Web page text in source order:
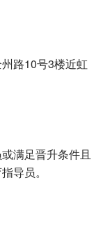
路10号3楼近虹
满足晋升条件且
导员。